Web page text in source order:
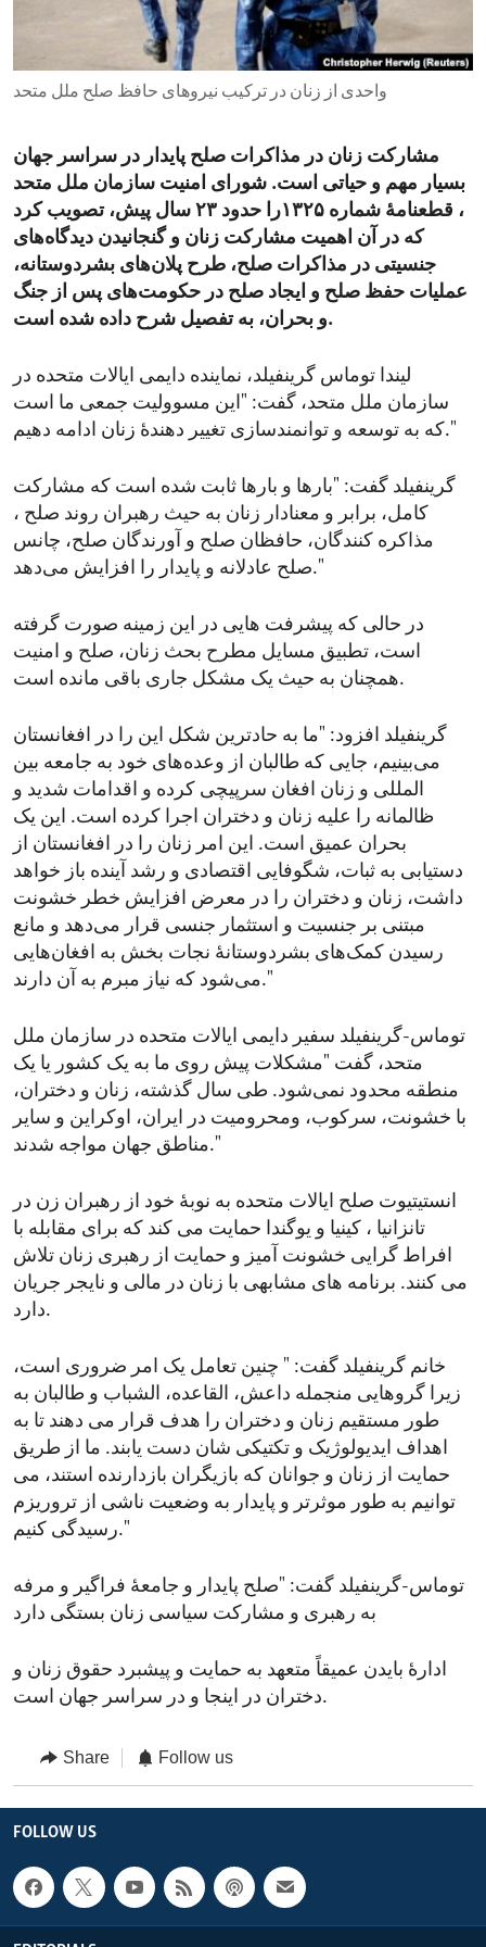
ENVIRONMENT AND HEALTH
IDEALS AND INSTITUTIONS
واحدی از زنان در ترکیب نیروهای حافظ صلح ملل متحد
مشارکت زنان در مذاکرات صلح پایدار در سراسر جهان
بسیار مهم و حیاتی است. شورای امنیت سازمان ملل متحد
، قطعنامۀ شماره ۱۳۲۵را حدود ۲۳ سال پیش، تصویب کرد
که در آن اهمیت مشارکت زنان و گنجانیدن دیدگاه‌های
جنسیتی در مذاکرات صلح، طرح پلان‌های بشردوستانه،
عملیات‌ حفظ صلح و ایجاد صلح در حکومت‌های پس از جنگ
و بحران، به تفصیل شرح داده شده است.
لیندا توماس گرینفیلد، نماینده دایمی ایالات متحده در
سازمان ملل متحد، گفت: "این مسوولیت جمعی ما است
که به توسعه و توانمندسازی تغییر دهندۀ زنان ادامه دهیم."
گرینفیلد گفت: "بارها و بارها ثابت شده است که مشارکت
کامل، برابر و معنادار زنان به حیث رهبران روند صلح ،
مذاکره‌ کنندگان، حافظان صلح و آورندگان صلح‌، چانس
صلح عادلانه و پایدار را افزایش می‌دهد."
در حالی که پیشرفت هایی در این زمینه صورت گرفته
است،‌ تطبیق مسایل مطرح بحث زنان،‌ صلح و امنیت
همچنان به حیث یک مشکل جاری باقی مانده است.
گرینفیلد افزود: "ما به حادترین شکل این را در افغانستان
می‌بینیم، جایی که طالبان از وعده‌های خود به جامعه بین
المللی و زنان افغان سرپیچی کرده و اقدامات شدید و
ظالمانه را علیه زنان و دختران اجرا کرده است. این یک
بحران عمیق است. این امر زنان را در افغانستان از
دستیابی به ثبات، شگوفایی اقتصادی و رشد آینده باز خواهد
داشت، زنان و دختران را در معرض افزایش خطر خشونت
مبتنی بر جنسیت و استثمار جنسی قرار می‌دهد و مانع
رسیدن کمک‌های بشردوستانۀ نجات بخش به افغان‌هایی
می‌شود که نیاز مبرم به آن دارند."
توماس-گرینفیلد سفیر دایمی ایالات متحده در سازمان ملل
متحد، گفت "مشکلات پیش روی ما به یک کشور یا یک
منطقه محدود نمی‌شود. طی سال گذشته، زنان و دختران،
با خشونت، سرکوب، ومحرومیت در ایران، اوکراین و سایر
مناطق جهان مواجه شدند."
انستیتیوت صلح ایالات متحده به نوبۀ خود از رهبران زن در
تانزانیا ، کینیا و یوگندا حمایت می کند که برای مقابله با
افراط گرایی خشونت آمیز و حمایت از رهبری زنان تلاش
می کنند. برنامه های مشابهی با زنان در مالی و نایجر جریان
دارد.
خانم گرینفیلد گفت: " چنین تعامل یک امر ضروری است،
زیرا گروهایی منجمله داعش، القاعده،‌ الشباب و طالبان به
طور مستقیم زنان و دختران را هدف قرار می دهند تا به
اهداف ایدیولوژیک و تکتیکی شان دست یابند. ما از طریق
حمایت از زنان و جوانان که بازیگران بازدارنده استند،‌ می
توانیم به طور موثرتر و پایدار به وضعیت ناشی از تروریزم
رسیدگی کنیم."
توماس-گرینفیلد گفت: "صلح پایدار و جامعۀ فراگیر و مرفه
به رهبری و مشارکت سیاسی زنان بستگی دارد
ادارۀ بایدن عمیقاً متعهد به حمایت و پیشبرد حقوق زنان و
دختران در اینجا و در سراسر جهان است.
Share Follow us
FOLLOW US